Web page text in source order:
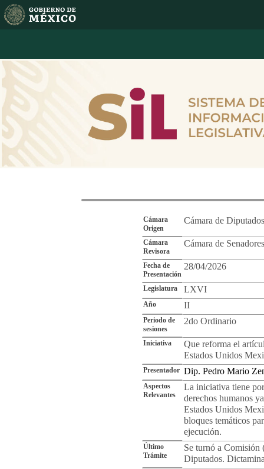
Cámara
Origen
Cámara de Diputados
Cámara
Revisora
Cámara de Senadores
Fecha de
Presentación
28/04/2026
Legislatura LXVI
Año II
Periodo de
sesiones
2do Ordinario
Iniciativa
Que reforma el
Estados Unidos
Presentador Dip. Pedro Mario
Aspectos
Relevantes
La iniciativa tiene
derechos humanos
Estados Unidos
bloques temáticos
ejecución.
Último
Trámite
Se turnó a Comisión
Diputados.